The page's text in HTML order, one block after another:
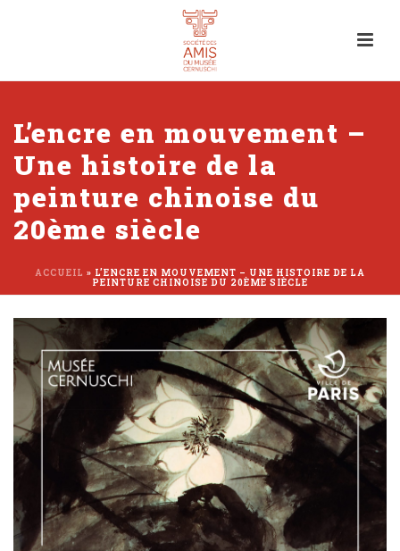
L’encre en mouvement –
Une histoire de la
peinture chinoise du
20ème siècle
ACCUEIL » L’ENCRE EN MOUVEMENT – UNE HISTOIRE DE LA
PEINTURE CHINOISE DU 20ÈME SIÈCLE